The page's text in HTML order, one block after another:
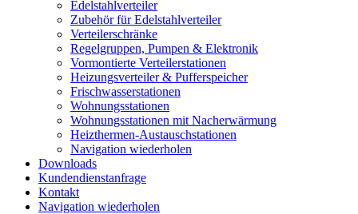
Edelstahlverteiler
Zubehör für Edelstahlverteiler
Verteilerschränke
Regelgruppen, Pumpen & Elektronik
Vormontierte Verteilerstationen
Heizungsverteiler & Pufferspeicher
Frischwasserstationen
Wohnungsstationen
Wohnungsstationen mit Nacherwärmung
Heizthermen-Austauschstationen
Navigation wiederholen
Downloads
Kundendienstanfrage
Kontakt
Navigation wiederholen